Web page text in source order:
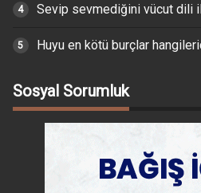
Sevip sevmediğini vücut dili
Huyu en kötü burçlar
Sosyal Sorumluk